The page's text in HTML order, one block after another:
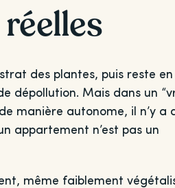
des plantes, puis reste
dépollution. Mais dans un
manière autonome, il n’y a
appartement n’est pas un
même faiblement